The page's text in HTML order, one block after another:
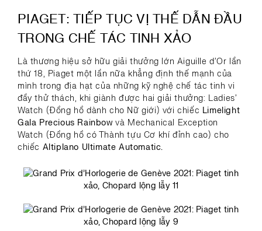
PIAGET: TIẾP TỤC VỊ THẾ DẪN ĐẦU
TRONG CHẾ TÁC TINH XẢO
Là thương hiệu sở hữu giải thưởng lớn Aiguille d’Or lần
thứ 18, Piaget một lần nữa khẳng định thế mạnh của
mình trong địa hạt của những kỹ nghệ chế tác tinh vi
đầy thử thách, khi giành được hai giải thưởng: Ladies’
Watch (Đồng hồ dành cho Nữ giới) với chiếc Limelight
Gala Precious Rainbowvà Mechanical Exception
Watch (Đồng hồ có Thành tựu Cơ khí đỉnh cao) cho
chiếc Altiplano Ultimate Automatic.